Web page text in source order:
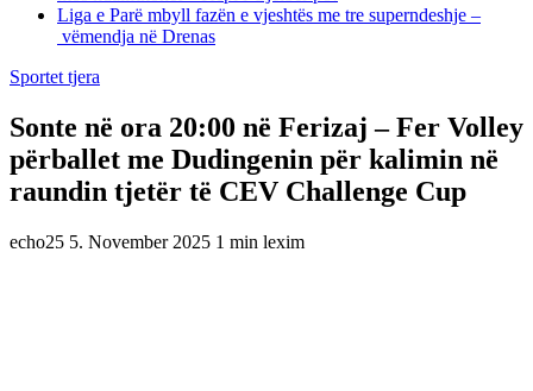
Liga e Parë mbyll fazën e vjeshtës me tre superndeshje –
vëmendja në Drenas
Sportet tjera
Sonte në ora 20:00 në Ferizaj – Fer Volley
përballet me Dudingenin për kalimin në
raundin tjetër të CEV Challenge Cup
echo25 5. November 2025 1 min lexim